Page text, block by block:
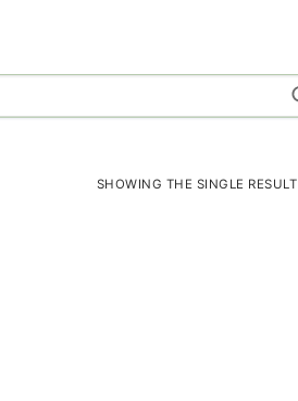
SHOWING THE SINGLE RESULT